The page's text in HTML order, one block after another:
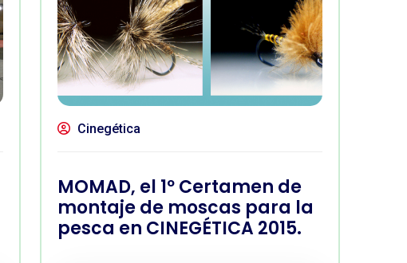
Cinegética
MOMAD, el 1º Certamen de
montaje de moscas para la
pesca en CINEGÉTICA 2015.